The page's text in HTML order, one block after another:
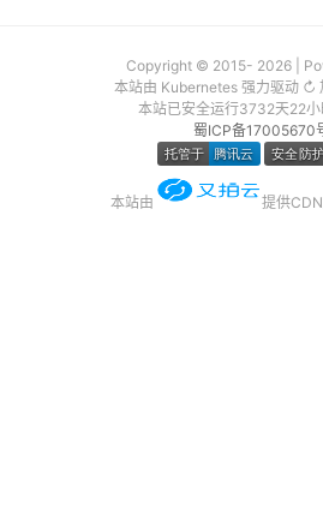
关于
Copyright © 2015- 2026 |
本站由 Kubernetes 强力驱动 ↻
本站已安全运行3732天22
蜀ICP备17005670
本站由 提供